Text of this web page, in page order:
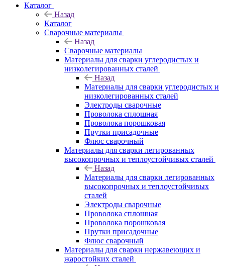
Каталог
Назад
Каталог
Сварочные материалы
Назад
Сварочные материалы
Материалы для сварки углеродистых и
низколегированных сталей
Назад
Материалы для сварки углеродистых и
низколегированных сталей
Электроды сварочные
Проволока сплошная
Проволока порошковая
Прутки присадочные
Флюс сварочный
Материалы для сварки легированных
высокопрочных и теплоустойчивых сталей
Назад
Материалы для сварки легированных
высокопрочных и теплоустойчивых
сталей
Электроды сварочные
Проволока сплошная
Проволока порошковая
Прутки присадочные
Флюс сварочный
Материалы для сварки нержавеющих и
жаростойких сталей